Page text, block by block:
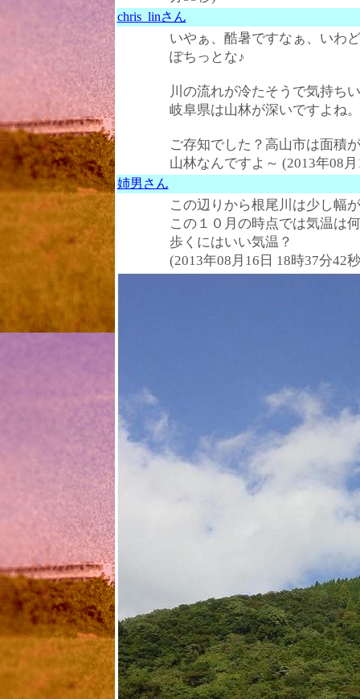
chris_linさん
いやぁ、酷暑ですなぁ、いわ
ぽちっとな♪
川の流れが冷たそうで気持ち
岐阜県は山林が深いですよね。
ご存知でした？高山市は面積
山林なんですよ～ (2013年08
姉男さん
この辺りから根尾川は少し幅
この１０月の時点では気温は
歩くにはいい気温？
(2013年08月16日 18時37分42